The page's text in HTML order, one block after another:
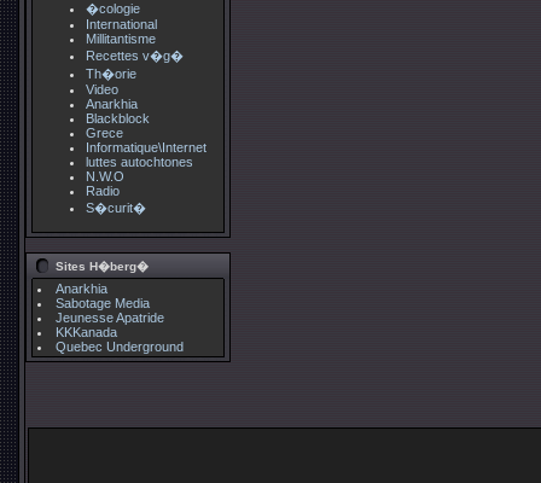
�cologie
International
Millitantisme
Recettes v�g�
Th�orie
Video
Anarkhia
Blackblock
Grece
Informatique\Internet
luttes autochtones
N.W.O
Radio
S�curit�
Sites H�berg�
Anarkhia
Sabotage Media
Jeunesse Apatride
KKKanada
Quebec Underground